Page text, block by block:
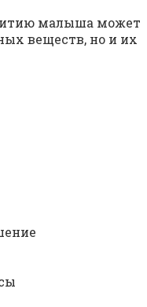
малыша может
веществ, но и их